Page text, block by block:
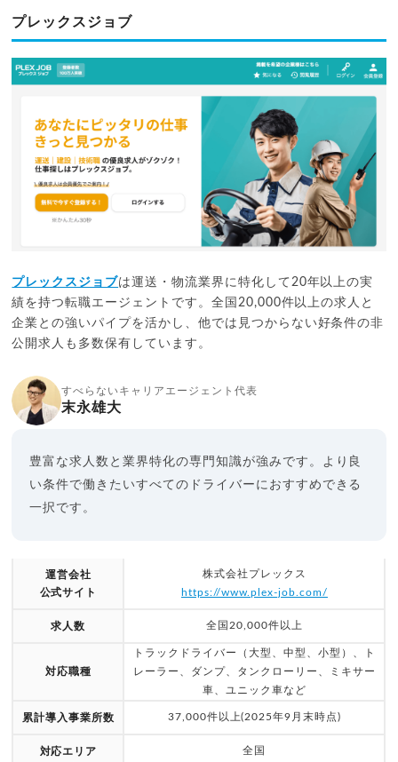
プレックスジョブ
プレックスジョブ は運送・物流業界に特化して20年以上の実
績を持つ転職エージェントです。全国20,000件以上の求人と
企業との強いパイプを活かし、他では見つからない好条件の非
公開求人も多数保有しています。
すべらないキャリアエージェント代表
末永雄大
豊富な求人数と業界特化の専門知識が強みです。より良
い条件で働きたいすべてのドライバーにおすすめできる
一択です。
運営会社
公式サイト
株式会社プレックス
https://www.plex-job.com/
求人数 全国20,000件以上
対応職種
トラックドライバー（大型、中型、小型）、ト
レーラー、ダンプ、タンクローリー、ミキサー
車、ユニック車など
累計導入事業所数 37,000件以上(2025年9月末時点)
対応エリア
全国